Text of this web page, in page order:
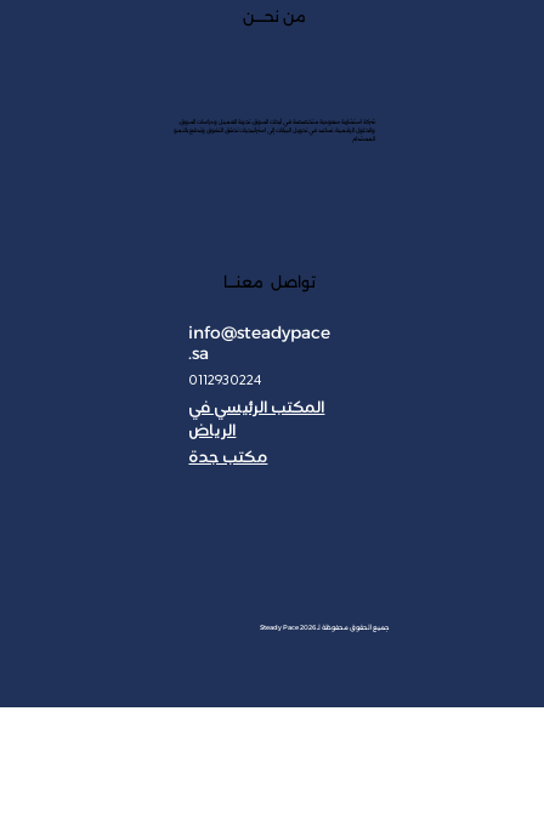
تواصل معنـــا
info@steadypace
.sa
0112930224
المكتب الرئيسي في
الرياض
مكتب جدة
من نحــــن
شركة استشارية سعودية متخصصة في أبحاث السوق، تجربة العميل ودراسات السوق،
والحلول الرقمية. نساعد في تحويل البيانات إلى استراتيجيات تحقق التفوق وتدفع بالنمو
المستدام
جميع الحقوق محفوظة لـ Steady Pace 2026